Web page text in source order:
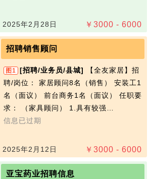
￥ 3000 - 6000
2025年2月28日
招聘销售顾问
图1 [招聘/业务员/县城]
【全友家居】招
聘/岗位： 家居顾问8名（销售） 安装工1
名（面议） 前台商务1名（面议） 任职要
求： （家具顾问） 1.具有较强…
信息已过期
￥ 3000 - 6000
2025年2月12日
亚宝药业招聘信息